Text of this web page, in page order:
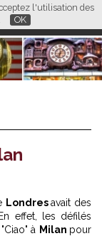
l'utilisation des
OK
CN
Londresavait des
effet, les défilés
à Milan pour